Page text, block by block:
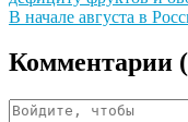
Иллюстрация новости
В начале августа в
Комментарии (